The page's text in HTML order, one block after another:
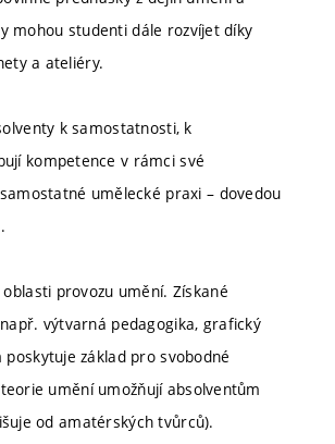
mohou studenti dále rozvíjet díky
a ateliéry.
k samostatnosti, k
kompetence v rámci své
umělecké praxi – dovedou
provozu umění. Získané
výtvarná pedagogika, grafický
základ pro svobodné
umění umožňují absolventům
od amatérských tvůrců).